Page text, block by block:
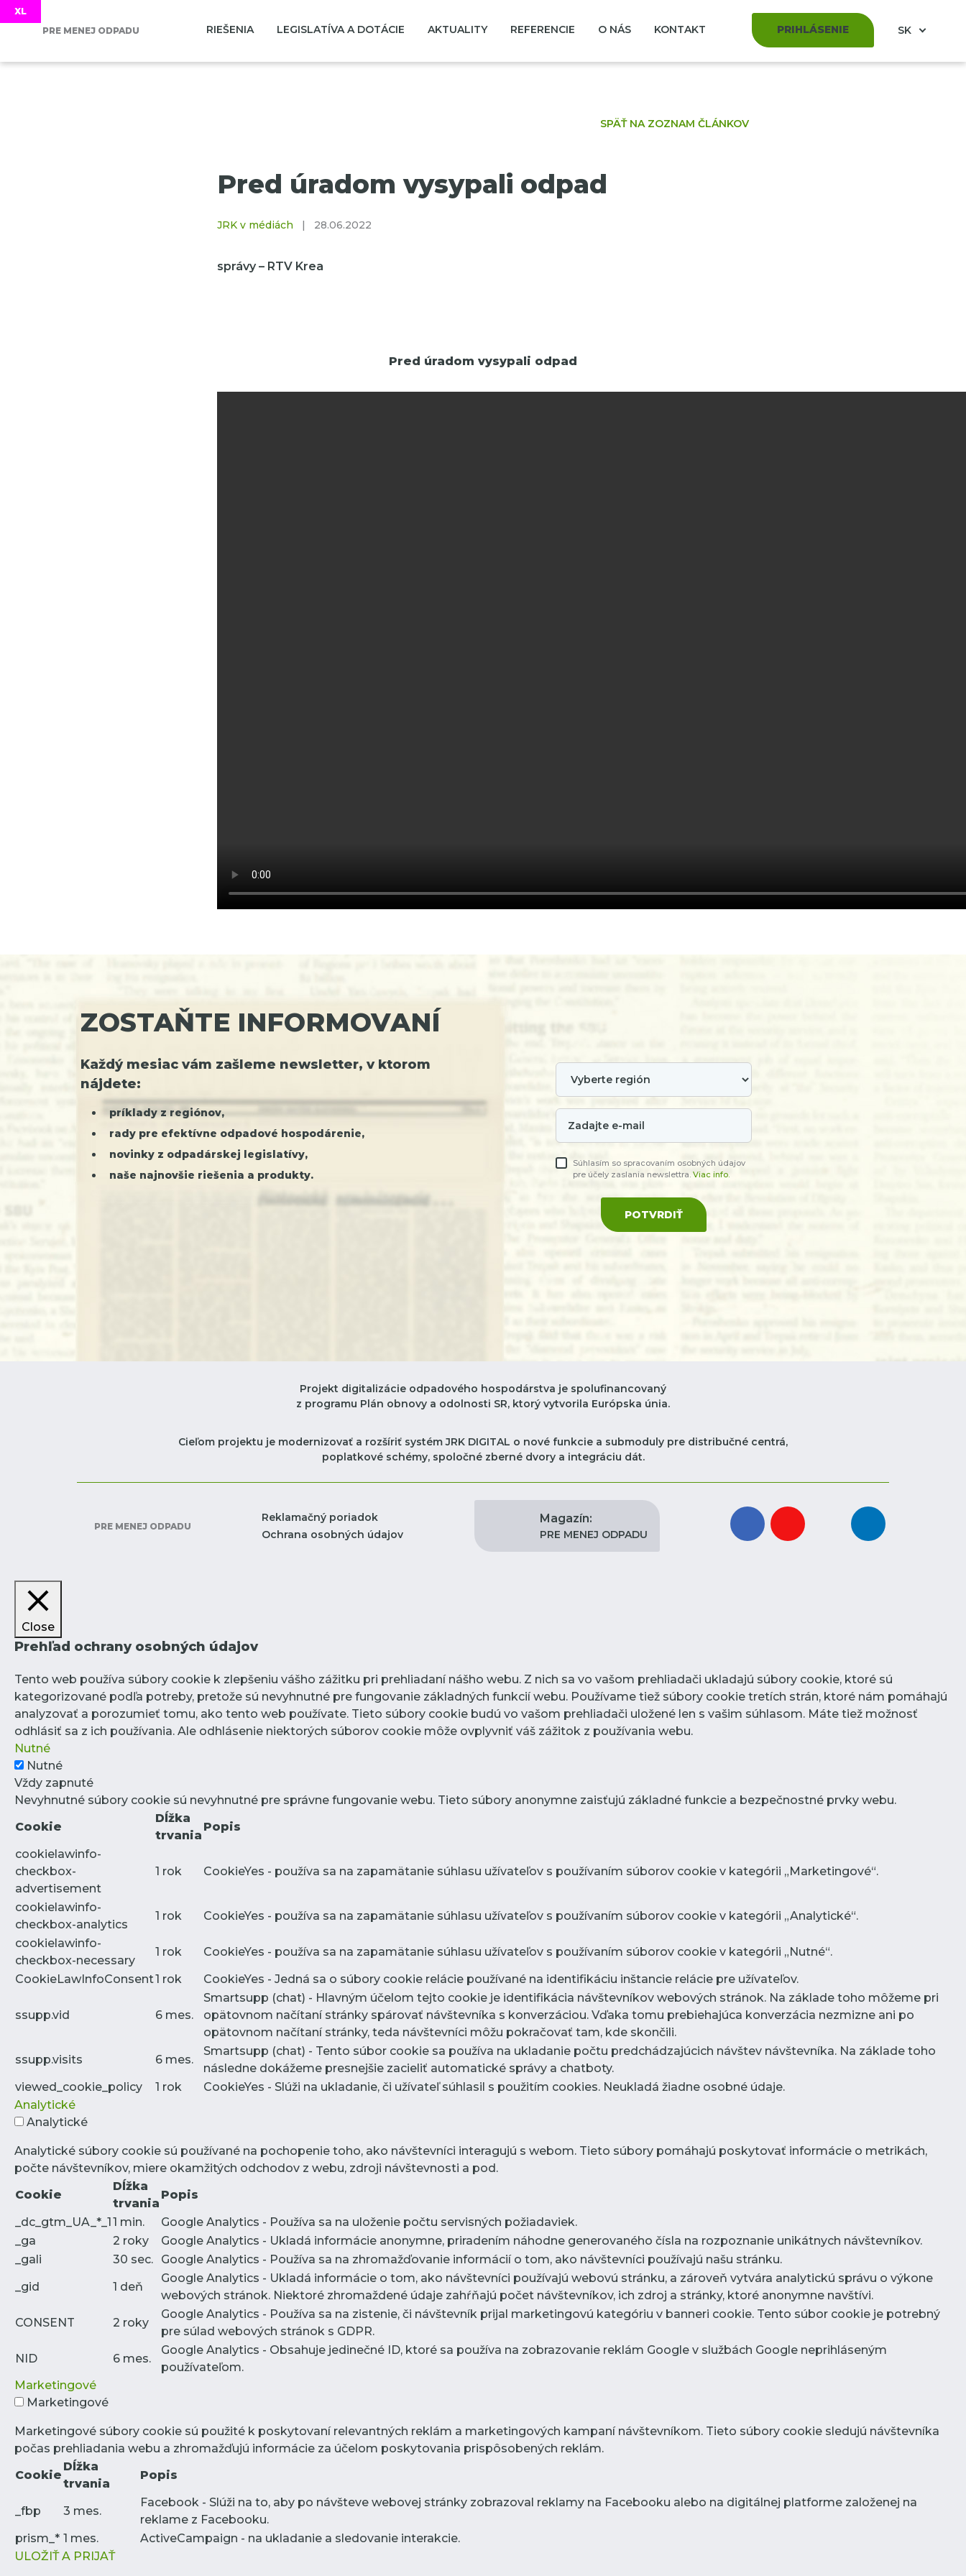
PRE MENEJ ODPADU RIEŠENIA LEGISLATÍVA A DOTÁCIE AKTUALITY REFERENCIE O NÁS KONTAKT PRIHLÁSENIE SK
SPÄŤ NA ZOZNAM ČLÁNKOV
Pred úradom vysypali odpad
JRK v médiách 28.06.2022
správy – RTV Krea
Pred úradom vysypali odpad
ZOSTAŇTE INFORMOVANÍ
Každý mesiac vám zašleme newsletter, v ktorom
nájdete:
príklady z regiónov,
rady pre efektívne odpadové hospodárenie,
novinky z odpadárskej legislatívy,
naše najnovšie riešenia a produkty.
Súhlasím so spracovaním osobných údajov
pre účely zaslania newslettra. Viac info.
POTVRDIŤ
Projekt digitalizácie odpadového hospodárstva je spolufinancovaný
z programu Plán obnovy a odolnosti SR, ktorý vytvorila Európska únia.
Cieľom projektu je modernizovať a rozšíriť systém JRK DIGITAL o nové funkcie a submoduly pre distribučné centrá,
poplatkové schémy, spoločné zberné dvory a integráciu dát.
PRE MENEJ ODPADU
Reklamačný poriadok
Ochrana osobných údajov
Magazín:
PRE MENEJ ODPADU
facebookyoutube instagramlinkedin
Close
Prehľad ochrany osobných údajov
Tento web používa súbory cookie k zlepšeniu vášho zážitku pri prehliadaní nášho webu. Z nich sa vo vašom prehliadači ukladajú súbory cookie, ktoré sú
kategorizované podľa potreby, pretože sú nevyhnutné pre fungovanie základných funkcií webu. Používame tiež súbory cookie tretích strán, ktoré nám pomáhajú
analyzovať a porozumieť tomu, ako tento web používate. Tieto súbory cookie budú vo vašom prehliadači uložené len s vašim súhlasom. Máte tiež možnosť
odhlásiť sa z ich používania. Ale odhlásenie niektorých súborov cookie môže ovplyvniť váš zážitok z používania webu.
Nutné
Nutné
Vždy zapnuté
Nevyhnutné súbory cookie sú nevyhnutné pre správne fungovanie webu. Tieto súbory anonymne zaisťujú základné funkcie a bezpečnostné prvky webu.
Cookie
Dĺžka
trvania
Popis
cookielawinfo-
checkbox-
advertisement
1 rok CookieYes - používa sa na zapamätanie súhlasu užívateľov s používaním súborov cookie v kategórii „Marketingové“.
cookielawinfo-
checkbox-analytics
1 rok
CookieYes - používa sa na zapamätanie súhlasu užívateľov s používaním súborov cookie v kategórii „Analytické“.
cookielawinfo-
checkbox-necessary
1 rok
CookieYes - používa sa na zapamätanie súhlasu užívateľov s používaním súborov cookie v kategórii „Nutné“.
CookieLawInfoConsent1 rok CookieYes - Jedná sa o súbory cookie relácie používané na identifikáciu inštancie relácie pre užívateľov.
ssupp.vid 6 mes.
Smartsupp (chat) - Hlavným účelom tejto cookie je identifikácia návštevníkov webových stránok. Na základe toho môžeme pri
opätovnom načítaní stránky spárovať návštevníka s konverzáciou. Vďaka tomu prebiehajúca konverzácia nezmizne ani po
opätovnom načítaní stránky, teda návštevníci môžu pokračovať tam, kde skončili.
ssupp.visits
6 mes.
Smartsupp (chat) - Tento súbor cookie sa používa na ukladanie počtu predchádzajúcich návštev návštevníka. Na základe toho
následne dokážeme presnejšie zacieliť automatické správy a chatboty.
viewed_cookie_policy
1 rok
CookieYes - Slúži na ukladanie, či užívateľ súhlasil s použitím cookies. Neukladá žiadne osobné údaje.
Analytické
Analytické
Analytické súbory cookie sú používané na pochopenie toho, ako návštevníci interagujú s webom. Tieto súbory pomáhajú poskytovať informácie o metrikách,
počte návštevníkov, miere okamžitých odchodov z webu, zdroji návštevnosti a pod.
Cookie
Dĺžka
trvania
Popis
_dc_gtm_UA_*_11 min.
Google Analytics - Používa sa na uloženie počtu servisných požiadaviek.
_ga
2 roky
Google Analytics - Ukladá informácie anonymne, priradením náhodne generovaného čísla na rozpoznanie unikátnych návštevníkov.
_gali
30 sec.
Google Analytics - Používa sa na zhromažďovanie informácií o tom, ako návštevníci používajú našu stránku.
_gid
1 deň
Google Analytics - Ukladá informácie o tom, ako návštevníci používajú webovú stránku, a zároveň vytvára analytickú správu o výkone
webových stránok. Niektoré zhromaždené údaje zahŕňajú počet návštevníkov, ich zdroj a stránky, ktoré anonymne navštívi.
CONSENT
2 roky
Google Analytics - Používa sa na zistenie, či návštevník prijal marketingovú kategóriu v banneri cookie. Tento súbor cookie je potrebný
pre súlad webových stránok s GDPR.
NID
6 mes.
Google Analytics - Obsahuje jedinečné ID, ktoré sa používa na zobrazovanie reklám Google v službách Google neprihláseným
používateľom.
Marketingové
Marketingové
Marketingové súbory cookie sú použité k poskytovaní relevantných reklám a marketingových kampaní návštevníkom. Tieto súbory cookie sledujú návštevníka
počas prehliadania webu a zhromažďujú informácie za účelom poskytovania prispôsobených reklám.
Cookie
Dĺžka
trvania
Popis
_fbp 3 mes.
Facebook - Slúži na to, aby po návšteve webovej stránky zobrazoval reklamy na Facebooku alebo na digitálnej platforme založenej na
reklame z Facebooku.
prism_* 1 mes.
ActiveCampaign - na ukladanie a sledovanie interakcie.
ULOŽIŤ A PRIJAŤ